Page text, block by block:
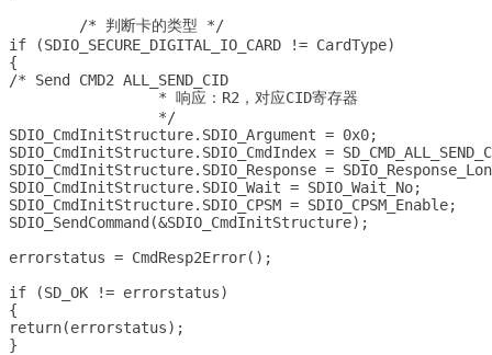
if (SDIO_SECURE_DIGITAL_IO_CARD != CardType)
{
/* Send CMD2 ALL_SEND_CID
SDIO_CmdInitStructure.SDIO_Argument = 0x0;
SDIO_CmdInitStructure.SDIO_CmdIndex =
SDIO_CmdInitStructure.SDIO_Response =
SDIO_CmdInitStructure.SDIO_Wait = SDIO_Wait_No;
SDIO_CmdInitStructure.SDIO_CPSM = SDIO_CPSM_Enable;
SDIO_SendCommand(&SDIO_CmdInitStructure);
errorstatus = CmdResp2Error();
if (SD_OK != errorstatus)
{
return(errorstatus);
}